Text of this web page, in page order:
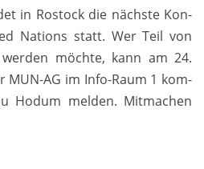
in Ros­tock die nächs­te Kon­
Nations statt. Wer Teil von
möchte, kann am 24.
MUN-AG im Info-Raum 1 kom­
Hodum melden. Mitmachen